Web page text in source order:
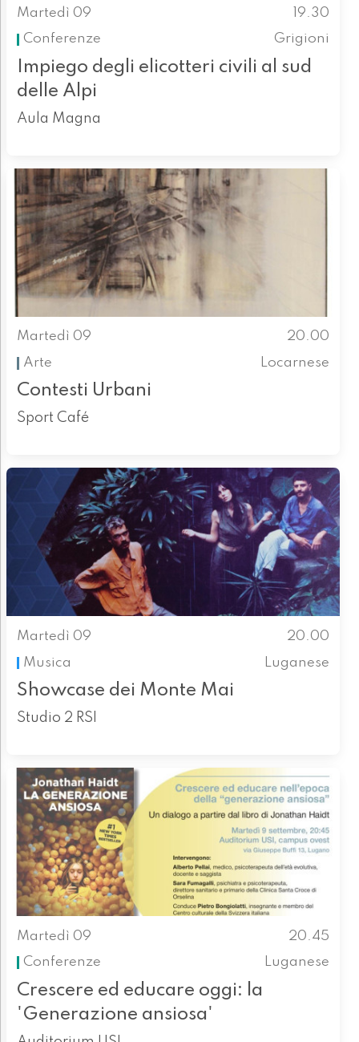
Martedì 09
19.30
Conferenze
Grigioni
Impiego degli elicotteri civili al sud
delle Alpi
Aula Magna
Martedì 09
20.00
Arte
Locarnese
Contesti Urbani
Sport Café
Martedì 09
20.00
Musica
Luganese
Showcase dei Monte Mai
Studio 2 RSI
Martedì 09
20.45
Conferenze
Luganese
Crescere ed educare oggi: la
'Generazione ansiosa'